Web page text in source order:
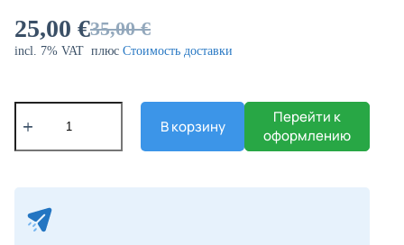
35,00€
25,00 €
incl. 7% VAT плюс Стоимость доставки
В корзину
Перейти к
оформлению